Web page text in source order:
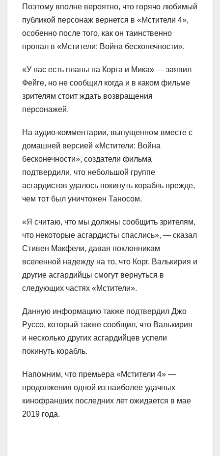
Поэтому вполне вероятно, что горячо любимый
публикой персонаж вернется в «Мстители 4»,
особенно после того, как он таинственно
пропал в «Мстители: Война бесконечности».
«У нас есть планы на Корга и Мика» — заявил
Фейге, но не сообщил когда и в каком фильме
зрителям стоит ждать возвращения
персонажей.
На аудио-комментарии, выпущенном вместе с
домашней версией «Мстители: Война
бесконечности», создатели фильма
подтвердили, что небольшой группе
асгардистов удалось покинуть корабль прежде,
чем тот был уничтожен Таносом.
«Я считаю, что мы должны сообщить зрителям,
что некоторые асгардисты спаслись», — сказал
Стивен Макфели, давая поклонникам
вселенной надежду на то, что Корг, Валькирия и
другие асгардийцы смогут вернуться в
следующих частях «Мстители».
Данную информацию также подтвердил Джо
Руссо, который также сообщил, что Валькирия
и несколько других асгардийцев успели
покинуть корабль.
Напомним, что премьера «Мстители 4» —
продолжения одной из наиболее удачных
кинофранших последних лет ожидается в мае
2019 года.